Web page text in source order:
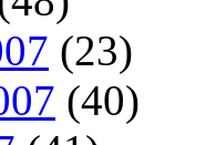
(23)
(40)